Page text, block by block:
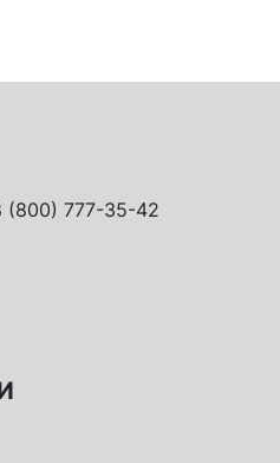
(800) 777-35-42